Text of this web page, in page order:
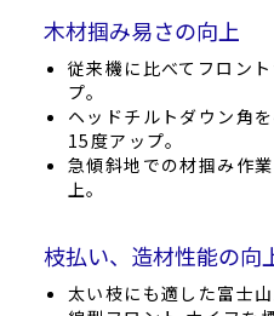
木材掴み易さの向上
従来機に比べてフロン
プ。
ヘッドチルトダウン角
15度アップ。
急傾斜地での材掴み作
上。
枝払い、造材性能の向
太い枝にも適した富士